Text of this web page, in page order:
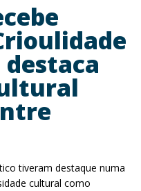
tiveram destaque numa
cultural como